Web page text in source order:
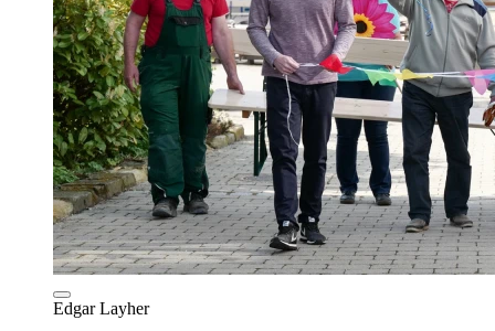
Edgar Layher